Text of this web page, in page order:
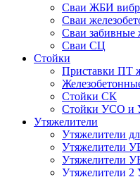
Сваи ЖБИ
Сваи
Сваи забивные
Сваи СЦ
Стойки
Приставки ПТ
Стойки СК
Стойки УСО и
Утяжелители
Утяжелители
Утяжелители
Утяжелители
Утяжелители